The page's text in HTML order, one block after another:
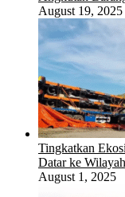
August 19, 2025
Tingkatkan
Datar ke
August 1, 2025